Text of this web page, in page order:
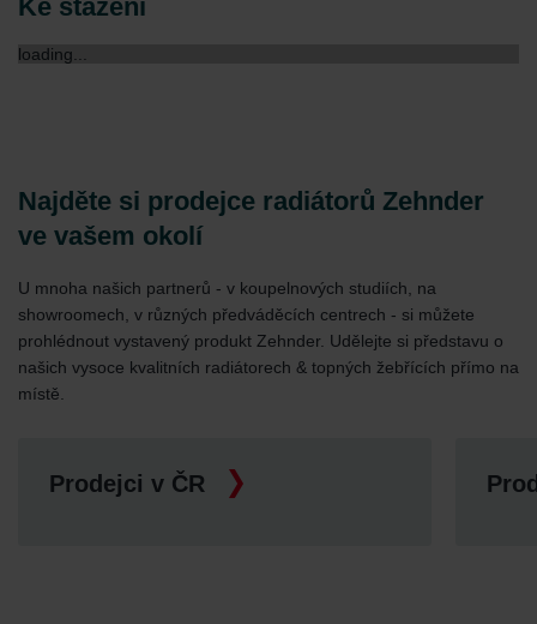
Ke stažení
loading...
Najděte si prodejce radiátorů Zehnder
ve vašem okolí
U mnoha našich partnerů - v koupelnových studiích, na
showroomech, v různých předváděcích centrech - si můžete
prohlédnout vystavený produkt Zehnder. Udělejte si představu o
našich vysoce kvalitních radiátorech & topných žebřících přímo na
místě.
Prodejci v ČR